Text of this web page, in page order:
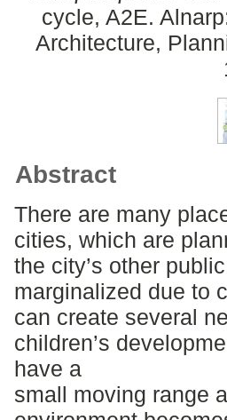
cycle, A2E.
Architecture,
Abstract
There are many
cities, which are
the city’s other
marginalized due to
can create several
children’s
have a
small moving range